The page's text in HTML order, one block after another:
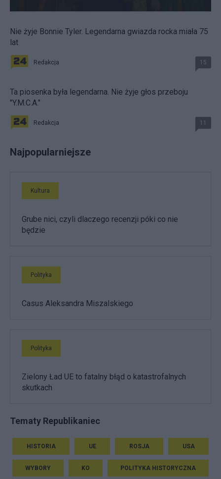
Nie żyje Bonnie Tyler. Legendarna gwiazda rocka miała 75
lat
Redakcja 15
Ta piosenka była legendarna. Nie żyje głos przeboju
"Y.M.C.A."
Redakcja 11
Najpopularniejsze
Kultura
Grube nici, czyli dlaczego recenzji póki co nie
będzie
Polityka
Casus Aleksandra Miszalskiego
Polityka
Zielony Ład UE to fatalny błąd o katastrofalnych
skutkach
Tematy Republikaniec
HISTORIA UE ROSJA USA
WYBORY KO POLITYKA HISTORYCZNA